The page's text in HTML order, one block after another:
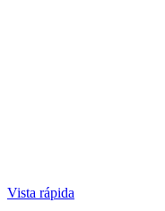
Vista rápida